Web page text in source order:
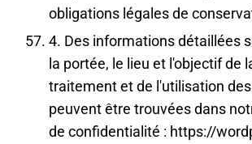
obligations légales de
4. Des informations détaillées
la portée, le lieu et l'objectif de
traitement et de l'utilisation
peuvent être trouvées dans
de confidentialité : https://